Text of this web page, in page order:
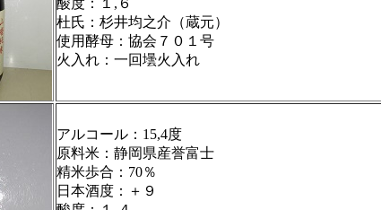
酸度：１,６
杜氏：杉井均之介（蔵元）
使用酵母：協会７０１号
火入れ：一回壜火入れ
アルコール：15,4度
原料米：静岡県産誉富士
精米歩合：70％
日本酒度：＋９